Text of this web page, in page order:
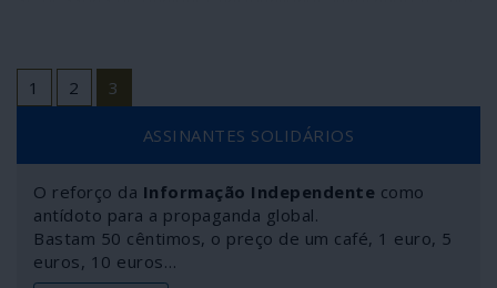
1 2 3
ASSINANTES SOLIDÁRIOS
O reforço da Informação Independente como
antídoto para a propaganda global.
Bastam 50 cêntimos, o preço de um café, 1 euro, 5
euros, 10 euros…